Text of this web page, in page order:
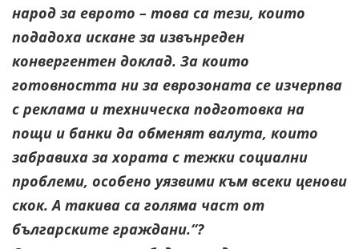
народ за еврото – това са тези, които
подадоха искане за извънреден
конвергентен доклад. За които
готовността ни за eврозоната се изчерпва
с реклама и техническа подготовка на
пощи и банки да обменят валута, които
забравиха за хората с тежки социални
проблеми, особено уязвими към всеки ценови
скок. А такива са голяма част от
българските граждани.“?